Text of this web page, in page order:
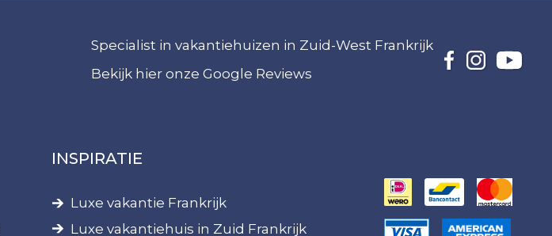
Specialist in vakantiehuizen in Zuid-West Frankrijk
Bekijk hier onze Google Reviews
INSPIRATIE
Luxe vakantie Frankrijk
Luxe vakantiehuis in Zuid Frankrijk